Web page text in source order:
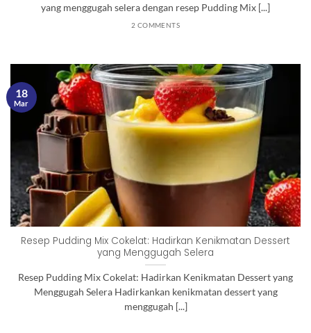
yang menggugah selera dengan resep Pudding Mix [...]
2 COMMENTS
Resep Pudding Mix Cokelat: Hadirkan Kenikmatan Dessert
yang Menggugah Selera
Resep Pudding Mix Cokelat: Hadirkan Kenikmatan Dessert yang
Menggugah Selera Hadirkankan kenikmatan dessert yang
menggugah [...]
18
Mar